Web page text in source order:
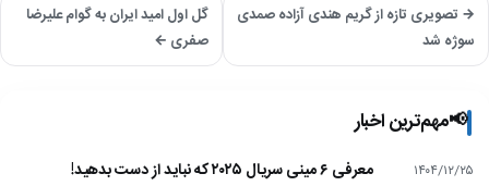
→ تصویری تازه از گریم هندی آزاده صمدی
سوژه شد
گل اول امید ایران به گوام علیرضا
صفری ←
📢مهم‌ترین اخبار
۱۴۰۴/۱۲/۲۵ معرفی ۶ مینی سریال ۲۰۲۵ که نباید از دست بدهید!